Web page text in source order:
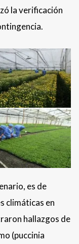
la verificación
es de
climáticas en
hallazgos de
(puccinia